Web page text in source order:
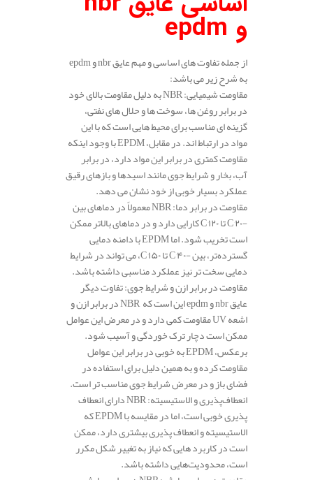
و epdm
از جمله تفاوت های اساسی و مهم عایق nbr و epdm
به شرح زیر می باشد:
مقاومت شیمیایی: NBR به دلیل مقاومت بالای خود
در برابر روغن‌ ها، سوخت‌ ها و حلال‌ های نفتی،
گزینه‌ ای مناسب برای محیط‌ هایی است که با این
مواد در ارتباط‌ اند. در مقابل، EPDM با وجود اینکه
مقاومت کمتری در برابر این مواد دارد، در برابر
آب، بخار و شرایط جوی مانند اسیدها و بازهای رقیق
عملکرد بسیار خوبی از خود نشان می‌ دهد.
مقاومت در برابر دما: NBR معمولاً در دماهای بین
-۲۰°C تا ۱۲۰°C کارایی دارد و در دماهای بالاتر ممکن
است تخریب شود. اما EPDM با دامنه دمایی
گسترده‌تر، بین -۴۰°C تا ۱۵۰°C، می‌ تواند در شرایط
دمایی سخت‌ تر نیز عملکرد مناسبی داشته باشد.
مقاومت در برابر ازن و شرایط جوی: تفاوت دیگر
عایق nbr و epdm این است که NBR در برابر ازن و
اشعه UV مقاومت کمی دارد و در معرض این عوامل
ممکن است دچار ترک‌ خوردگی و آسیب شود.
برعکس، EPDM به خوبی در برابر این عوامل
مقاومت کرده و به همین دلیل برای استفاده در
فضای باز و در معرض شرایط جوی مناسب‌ تر است.
انعطاف‌پذیری و الاستیسیته: NBR دارای انعطاف‌
پذیری خوبی است، اما در مقایسه با EPDM که
الاستیسیته و انعطاف‌ پذیری بیشتری دارد، ممکن
است در کاربرد هایی که نیاز به تغییر شکل مکرر
است، محدودیت‌هایی داشته باشد.